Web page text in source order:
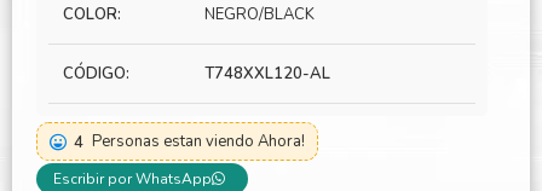
COLOR: NEGRO/BLACK
CÓDIGO: T748XXL120-AL
4 Personas estan viendo Ahora!
Escribir por WhatsApp